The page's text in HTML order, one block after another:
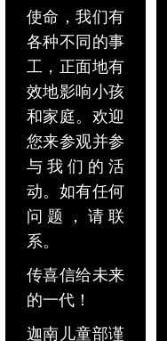
使命，我们有
各种不同的事
工，正面地有
效地影响小孩
和家庭。欢迎
您来参观并参
与我们的活
动。如有任何
问题，请联
系。
传喜信给未来
的一代！
迦南儿童部谨